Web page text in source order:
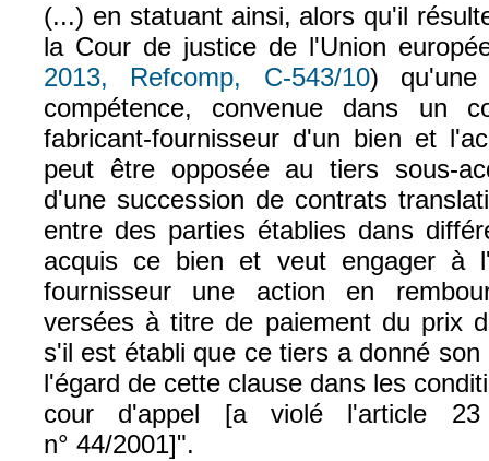
(...) en statuant ainsi, alors qu'il
la Cour de justice de l'Union
2013, Refcomp, C-543/10) qu'une
compétence, convenue dans un
fabricant-fournisseur d'un bien et
peut être opposée au tiers sous-
d'une succession de contrats
entre des parties établies dans
acquis ce bien et veut engager à
fournisseur une action en
versées à titre de paiement du prix
s'il est établi que ce tiers a donné
l'égard de cette clause dans les
cour d'appel [a violé l'article
n° 44/2001]".